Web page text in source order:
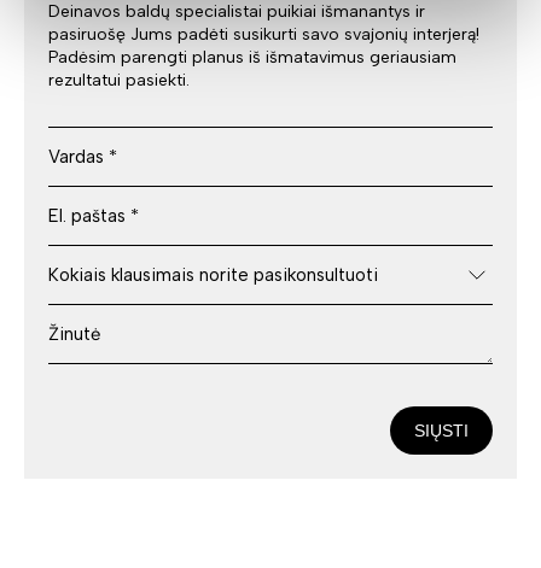
Deinavos baldų specialistai puikiai išmanantys ir
pasiruošę Jums padėti susikurti savo svajonių interjerą!
Padėsim parengti planus iš išmatavimus geriausiam
rezultatui pasiekti.
SIŲSTI